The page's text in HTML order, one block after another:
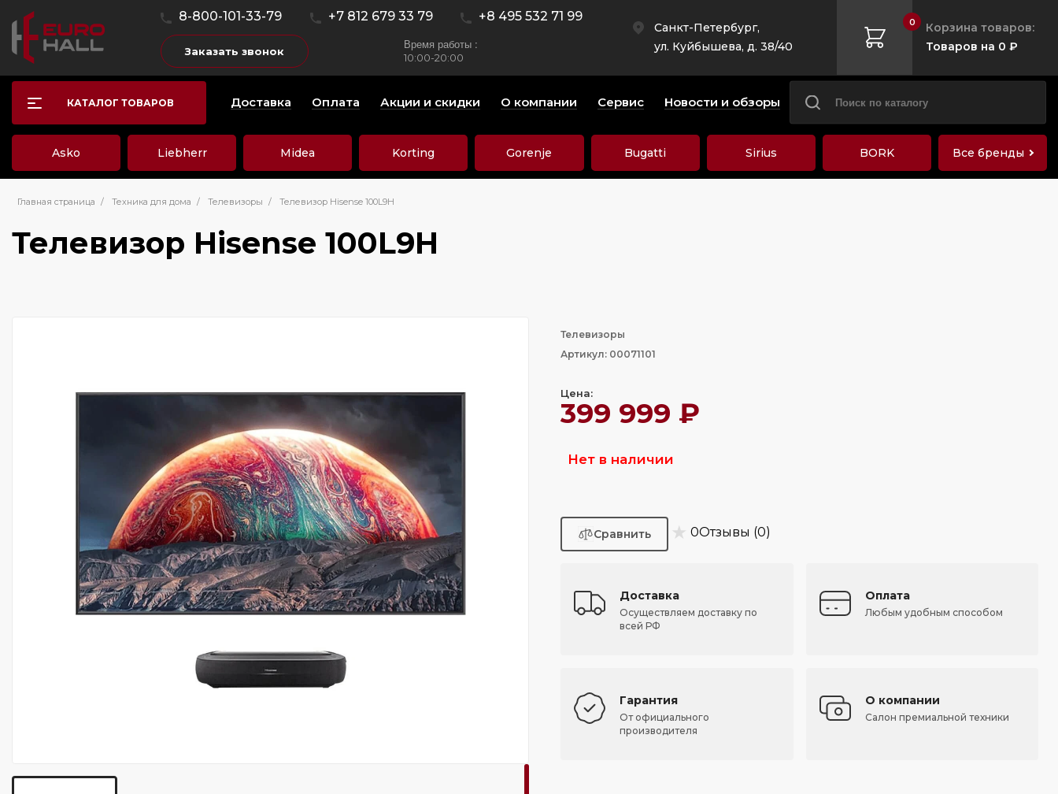
8-800-101-33-79 +7 812 679 33 79 +8 495 532 71 99
Заказать звонок Время работы :
10:00-20:00
Санкт-Петербург,
ул. Куйбышева, д. 38/40
0
Корзина товаров:
Товаров на 0 ₽
КАТАЛОГ ТОВАРОВ Доставка Оплата Акции и скидки О компании Сервис Новости и обзоры
Asko Liebherr Midea Korting Gorenje Bugatti Sirius BORK Все бренды
Главная страница / Техника для дома / Телевизоры / Телевизор Hisense 100L9H
Телевизор Hisense 100L9H
Телевизоры
Артикул: 00071101
Цена:
399 999 ₽
Нет в наличии
★ 0Отзывы (0)
Доставка
Осуществляем доставку по
всей РФ
Оплата
Любым удобным способом
Гарантия
От официального
производителя
О компании
Салон премиальной техники